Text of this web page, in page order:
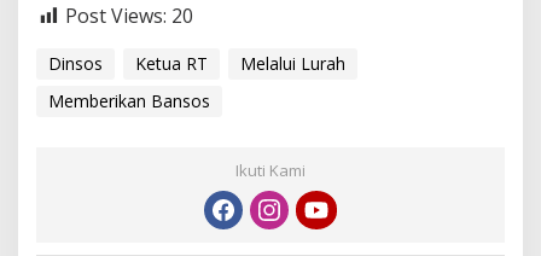
Post Views: 20
Dinsos Ketua RT
Melalui Lurah
Memberikan Bansos
Ikuti Kami